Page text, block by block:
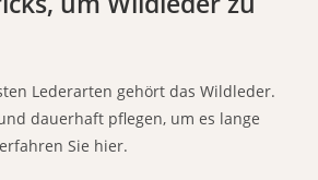
Lederarten gehört das Wildleder.
dauerhaft pflegen, um es lange
Sie hier.